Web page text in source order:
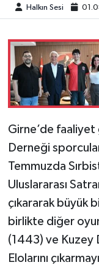
Halkın Sesi
Girne’de
Derneği
Temmuzda
Uluslararası
çıkararak büyük
birlikte diğer
(1443) ve Kuzey
Elolarını